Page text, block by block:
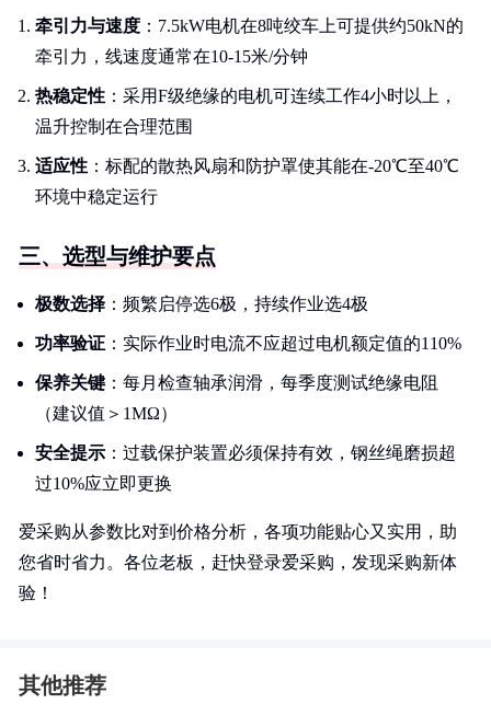
牵引力与速度 ：7.5kW电机在8吨绞车上可提供约50kN的
牵引力，线速度通常在10-15米/分钟
热稳定性 ：采用F级绝缘的电机可连续工作4小时以上，
温升控制在合理范围
适应性 ：标配的散热风扇和防护罩使其能在-20℃至40℃
环境中稳定运行
三、选型与维护要点
极数选择 ：频繁启停选6极，持续作业选4极
功率验证 ：实际作业时电流不应超过电机额定值的110%
保养关键 ：每月检查轴承润滑，每季度测试绝缘电阻
（建议值＞1MΩ）
安全提示 ：过载保护装置必须保持有效，钢丝绳磨损超
过10%应立即更换
爱采购从参数比对到价格分析，各项功能贴心又实用，助
您省时省力。各位老板，赶快登录爱采购，发现采购新体
验！
其他推荐